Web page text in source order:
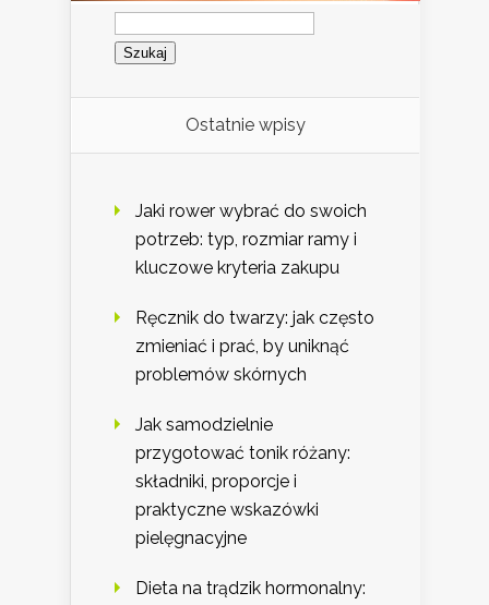
Szukaj:
Ostatnie wpisy
Jaki rower wybrać do swoich
potrzeb: typ, rozmiar ramy i
kluczowe kryteria zakupu
Ręcznik do twarzy: jak często
zmieniać i prać, by uniknąć
problemów skórnych
Jak samodzielnie
przygotować tonik różany:
składniki, proporcje i
praktyczne wskazówki
pielęgnacyjne
Dieta na trądzik hormonalny: